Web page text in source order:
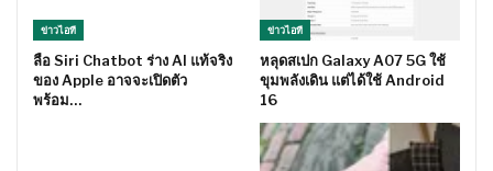
ข่าวไอที
ลือ Siri Chatbot ร่าง AI แท้จริง
ของ Apple อาจจะเปิดตัว
พร้อม…
ข่าวไอที
หลุดสเปก Galaxy A07 5G ใช้
ขุมพลังเดิน แต่ได้ใช้ Android
16